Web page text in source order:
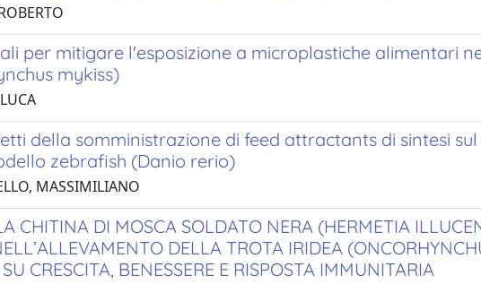
per mitigare l'esposizione a microplastiche alimentari
mykiss)
della somministrazione di feed attractants di sintesi
zebrafish (Danio rerio)
MASSIMILIANO
CHITINA DI MOSCA SOLDATO NERA (HERMETIA
DELLA TROTA IRIDEA
CRESCITA, BENESSERE E RISPOSTA IMMUNITARIA